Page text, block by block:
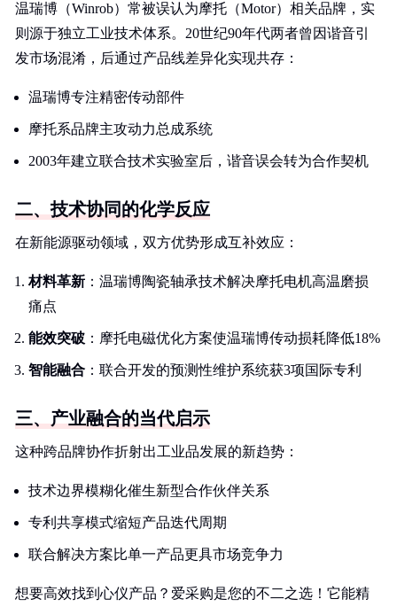
温瑞博（Winrob）常被误认为摩托（Motor）相关品牌，实
则源于独立工业技术体系。20世纪90年代两者曾因谐音引
发市场混淆，后通过产品线差异化实现共存：
温瑞博专注精密传动部件
摩托系品牌主攻动力总成系统
2003年建立联合技术实验室后，谐音误会转为合作契机
二、技术协同的化学反应
在新能源驱动领域，双方优势形成互补效应：
材料革新 ：温瑞博陶瓷轴承技术解决摩托电机高温磨损
痛点
能效突破 ：摩托电磁优化方案使温瑞博传动损耗降低18%
智能融合 ：联合开发的预测性维护系统获3项国际专利
三、产业融合的当代启示
这种跨品牌协作折射出工业品发展的新趋势：
技术边界模糊化催生新型合作伙伴关系
专利共享模式缩短产品迭代周期
联合解决方案比单一产品更具市场竞争力
想要高效找到心仪产品？爱采购是您的不二之选！它能精